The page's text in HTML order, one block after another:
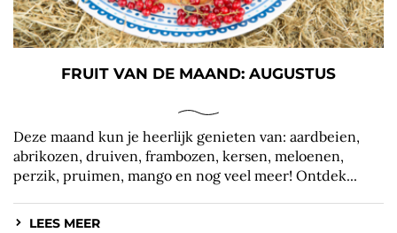
FRUIT VAN DE MAAND: AUGUSTUS
Deze maand kun je heerlijk genieten van: aardbeien,
abrikozen, druiven, frambozen, kersen, meloenen,
perzik, pruimen, mango en nog veel meer! Ontdek...
LEES MEER